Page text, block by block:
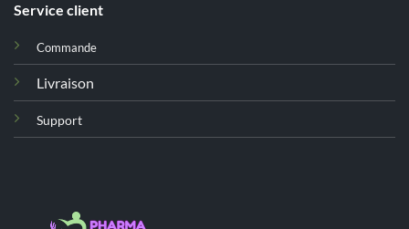
Service client
Commande
Livraison
Support